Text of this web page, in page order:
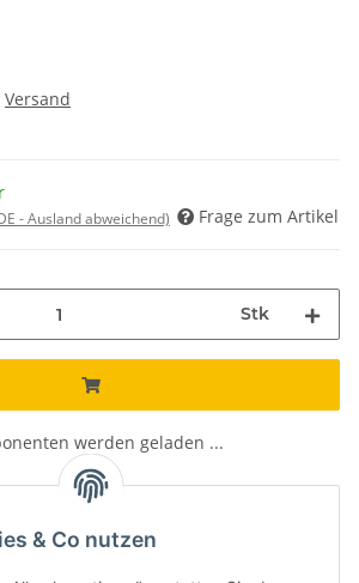
Versand
- Ausland abweichend) Frage zum Artikel
Stk
werden geladen ...
& Co nutzen